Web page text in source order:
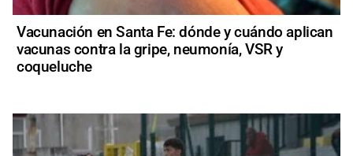
Vacunación en Santa Fe: dónde y cuándo aplican
vacunas contra la gripe, neumonía, VSR y
coqueluche